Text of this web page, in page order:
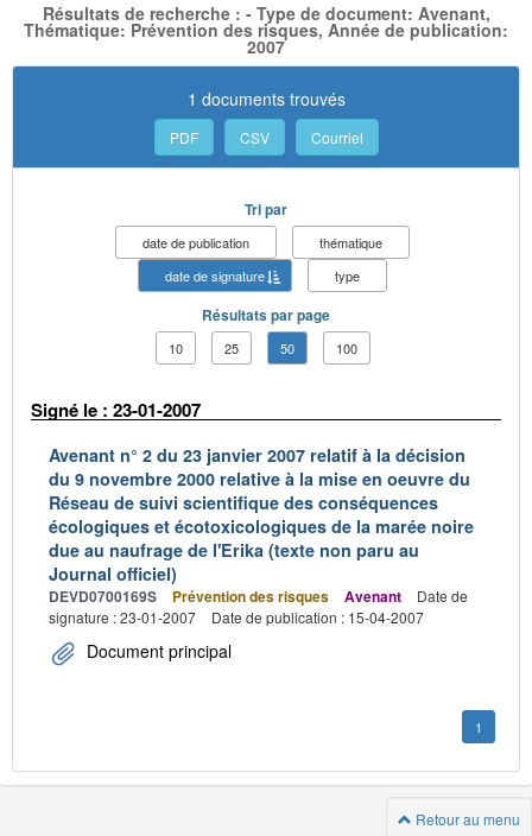
Résultats de recherche : - Type de document: Avenant,
Thématique: Prévention des risques, Année de publication:
2007
1 documents trouvés
PDF CSV Courriel
Tri par
date de publication
thématique
date de signature
type
Résultats par page
10 25 50 100
Signé le : 23-01-2007
Avenant n° 2 du 23 janvier 2007 relatif à la décision
du 9 novembre 2000 relative à la mise en oeuvre du
Réseau de suivi scientifique des conséquences
écologiques et écotoxicologiques de la marée noire
due au naufrage de l'Erika (texte non paru au
Journal officiel)
DEVD0700169S Prévention des risques Avenant
Date de
signature : 23-01-2007
Date de publication : 15-04-2007
Document principal
1
Retour au menu